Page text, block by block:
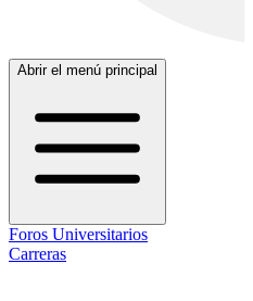
Abrir el menú principal
Foros Universitarios
Carreras